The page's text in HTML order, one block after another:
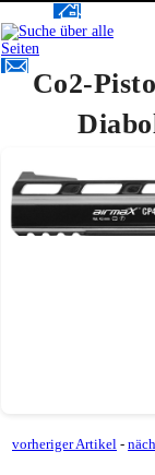
Co2-
vorheriger Artikel -